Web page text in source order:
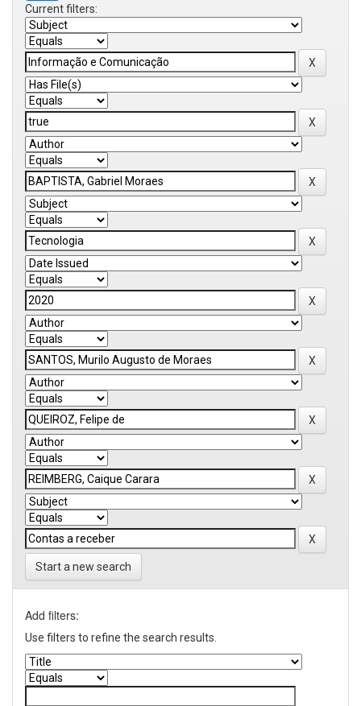
Current filters:
Start a new search
Add filters:
Use filters to refine the search results.